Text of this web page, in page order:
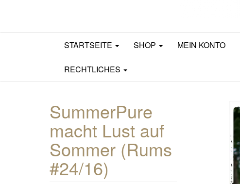
Mamili1910
STARTSEITE SHOP MEIN KONTO
RECHTLICHES
SummerPure
macht Lust auf
Sommer (Rums
#24/16)